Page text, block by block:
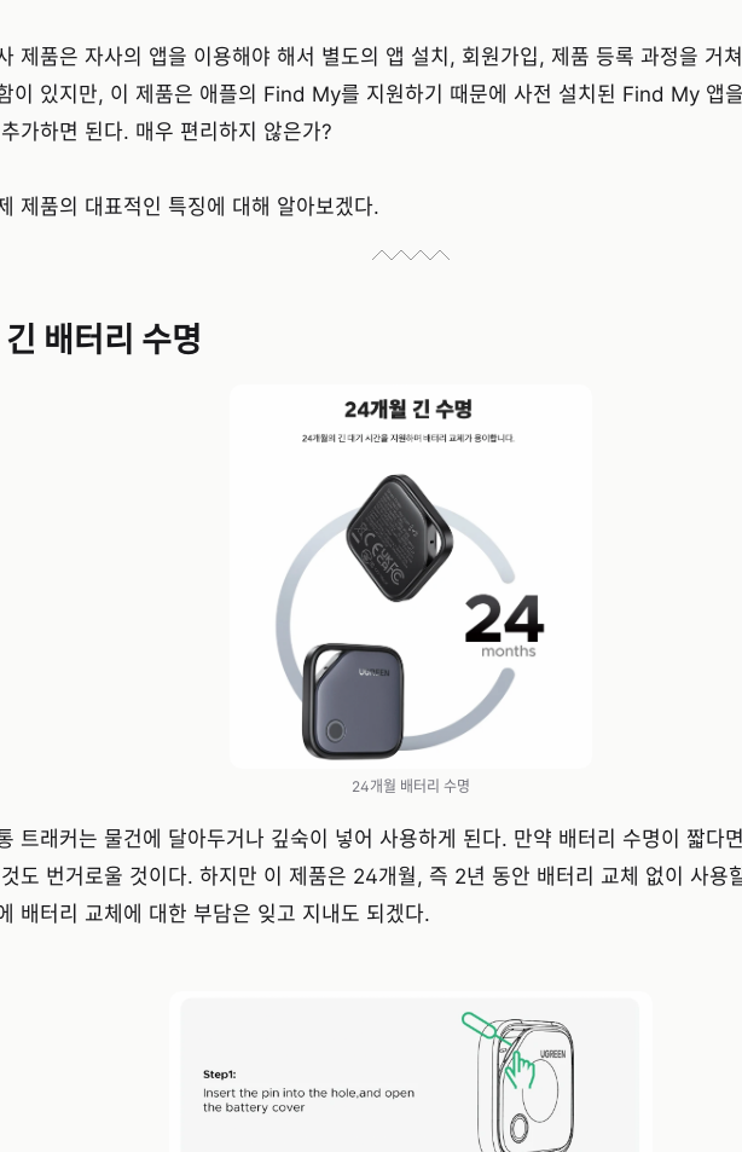
제품은 자사의 앱을 이용해야 해서 별도의 앱 설치, 회원가입, 제품 등록 과정을 거
이 있지만, 이 제품은 애플의 Find My를 지원하기 때문에 사전 설치된 Find My 앱을
가하면 된다. 매우 편리하지 않은가?
제품의 대표적인 특징에 대해 알아보겠다.
긴 배터리 수명
24개월 배터리 수명
트래커는 물건에 달아두거나 깊숙이 넣어 사용하게 된다. 만약 배터리 수명이 짧다
도 번거로울 것이다. 하지만 이 제품은 24개월, 즉 2년 동안 배터리 교체 없이 사용
배터리 교체에 대한 부담은 잊고 지내도 되겠다.